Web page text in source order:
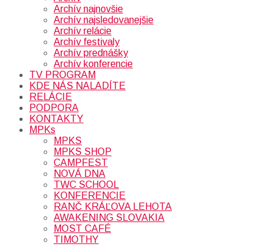
Archív najnovšie
Archív najsledovanejšie
Archív relácie
Archív festivaly
Archív prednášky
Archív konferencie
TV PROGRAM
KDE NÁS NALADÍTE
RELÁCIE
PODPORA
KONTAKTY
MPKs
MPKS
MPKS SHOP
CAMPFEST
NOVÁ DNA
TWC SCHOOL
KONFERENCIE
RANČ KRÁĽOVA LEHOTA
AWAKENING SLOVAKIA
MOST CAFÉ
TIMOTHY